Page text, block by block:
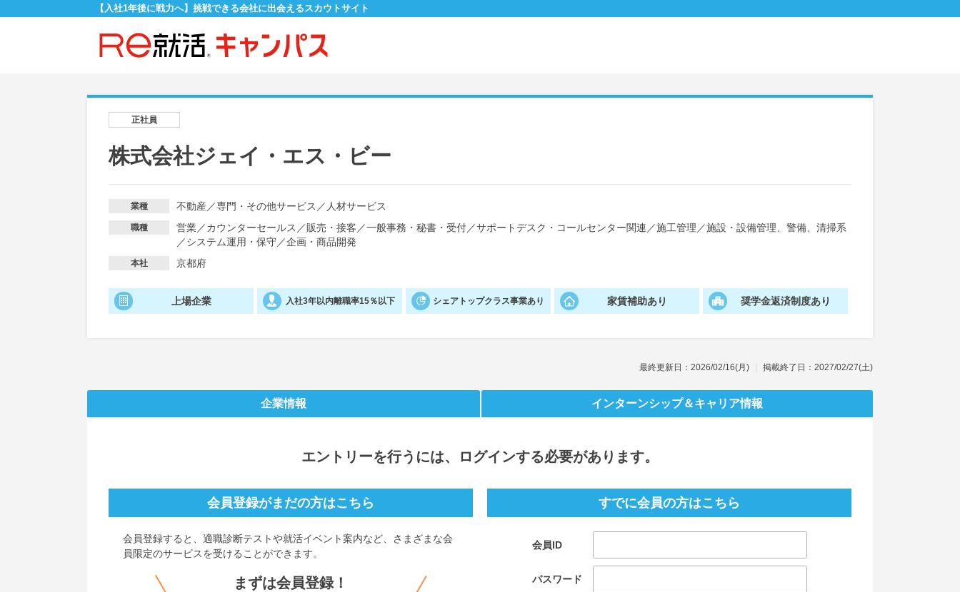
【入社1年後に戦力へ】挑戦できる会社に出会えるスカウトサイト
正社員
株式会社ジェイ・エス・ビー
業種 不動産／専門・その他サービス ／ 人材サービス
職種 営業／カウンターセールス ／販売・接客 ／一般事務・秘書・受付／サポートデスク・コールセンター関連 ／施工管理 ／施設・設備管理、警備、清掃系
／システム運用・保守／企画・商品開発
本社 京都府
上場企業 入社3年以内離職率15％以下 シェアトップクラス事業あり 家賃補助あり 奨学金返済制度あり
最終更新日：2026/02/16(月) 掲載終了日：2027/02/27(土)
企業情報 インターンシップ＆キャリア情報
エントリーを行うには、ログインする必要があります。
すでに会員の方はこちら
会員ID
パスワード
会員登録がまだの方はこちら
会員登録すると、 適職診断テストや就活イベント案内など、さまざまな会
員限定のサービスを受けることができます。
まずは会員登録！